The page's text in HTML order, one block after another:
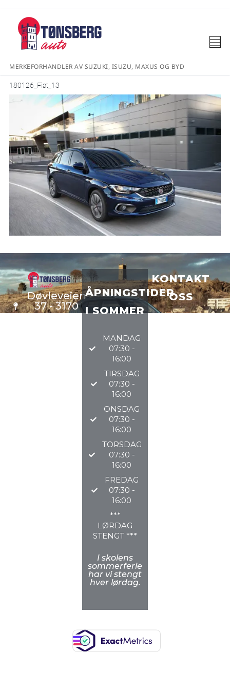
MERKEFORHANDLER AV SUZUKI, ISUZU, MAXUS OG BYD
180126_Fiat_13
Døvleveien
37 - 3170
Sem
ÅPNINGSTIDER
I SOMMER
MANDAG
07:30 -
16:00
TIRSDAG
07:30 -
16:00
ONSDAG
07:30 -
16:00
TORSDAG
07:30 -
16:00
FREDAG
07:30 -
16:00
***
LØRDAG
STENGT ***
I skolens
sommerferie
har vi stengt
hver lørdag.
KONTAKT
OSS